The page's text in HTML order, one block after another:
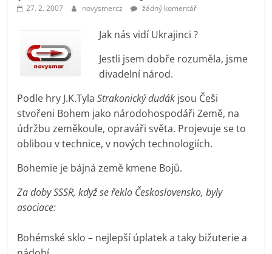
prospívá?
27. 2. 2007 novysmercz žádný komentář
Jak nás vidí Ukrajinci ?
Jestli jsem dobře rozuměla, jsme
divadelní národ.
Podle hry J.K.TylaStrakonický dudák jsou Češi
stvořeni Bohem jako národohospodáři Země, na
údržbu zeměkoule, opraváři světa. Projevuje se to
oblibou v technice, v nových technologiích.
Bohemie je bájná země kmene Bojů.
Za doby SSSR, když se řeklo Československo, byly
asociace:
Bohémské sklo – nejlepší úplatek a taky bižuterie a